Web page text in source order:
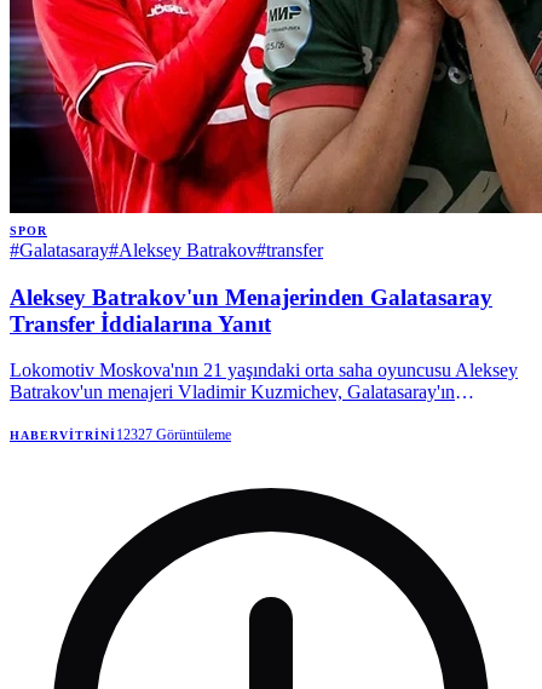
SPOR
#Galatasaray#Aleksey Batrakov#transfer
Aleksey Batrakov'un Menajerinden Galatasaray
Transfer İddialarına Yanıt
Lokomotiv Moskova'nın 21 yaşındaki orta saha oyuncusu Aleksey
Batrakov'un menajeri Vladimir Kuzmichev, Galatasaray'ın
teklif olmadığını, sadece bir niyet mektubu gönderildiğini belirterek,
HABERVITRINI12327 Görüntüleme